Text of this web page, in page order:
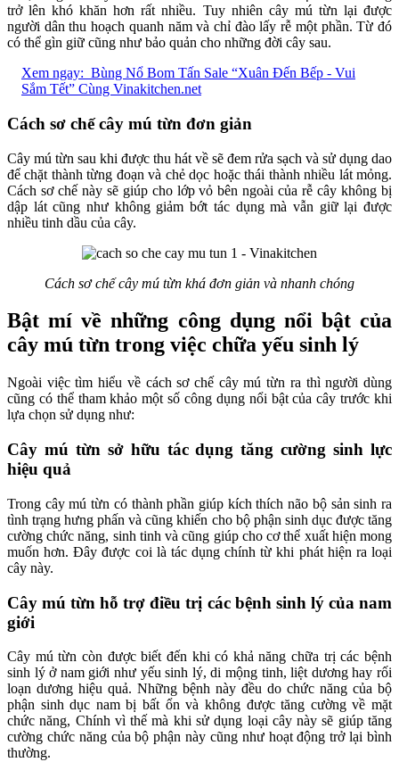
trở lên khó khăn hơn rất nhiều. Tuy nhiên cây mú từn lại được
người dân thu hoạch quanh năm và chỉ đào lấy rễ một phần. Từ đó
có thể gìn giữ cũng như bảo quản cho những đời cây sau.
Xem ngay: Bùng Nổ Bom Tấn Sale “Xuân Đến Bếp - Vui
Sắm Tết” Cùng Vinakitchen.net
Cách sơ chế cây mú từn đơn giản
Cây mú từn sau khi được thu hát về sẽ đem rửa sạch và sử dụng dao
để chặt thành từng đoạn và chẻ dọc hoặc thái thành nhiều lát mỏng.
Cách sơ chế này sẽ giúp cho lớp vỏ bên ngoài của rễ cây không bị
dập lát cũng như không giảm bớt tác dụng mà vẫn giữ lại được
nhiều tinh dầu của cây.
Cách sơ chế cây mú từn khá đơn giản và nhanh chóng
Bật mí về những công dụng nổi bật của
cây mú từn trong việc chữa yếu sinh lý
Ngoài việc tìm hiểu về cách sơ chế cây mú từn ra thì người dùng
cũng có thể tham khảo một số công dụng nổi bật của cây trước khi
lựa chọn sử dụng như:
Cây mú từn sở hữu tác dụng tăng cường sinh lực
hiệu quả
Trong cây mú từn có thành phần giúp kích thích não bộ sản sinh ra
tình trạng hưng phấn và cũng khiến cho bộ phận sinh dục được tăng
cường chức năng, sinh tinh và cũng giúp cho cơ thể xuất hiện mong
muốn hơn. Đây được coi là tác dụng chính từ khi phát hiện ra loại
cây này.
Cây mú từn hỗ trợ điều trị các bệnh sinh lý của nam
giới
Cây mú từn còn được biết đến khi có khả năng chữa trị các bệnh
sinh lý ở nam giới như yếu sinh lý, di mộng tinh, liệt dương hay rối
loạn dương hiệu quả. Những bệnh này đều do chức năng của bộ
phận sinh dục nam bị bất ổn và không được tăng cường về mặt
chức năng, Chính vì thế mà khi sử dụng loại cây này sẽ giúp tăng
cường chức năng của bộ phận này cũng như hoạt động trở lại bình
thường.